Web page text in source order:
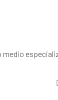
medio